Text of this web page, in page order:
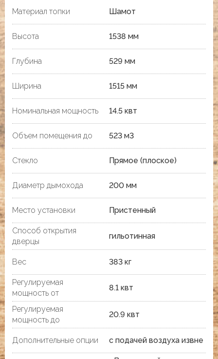
Материал топки Шамот
Высота 1538 мм
Глубина 529 мм
Ширина 1515 мм
Номинальная мощность 14.5 квт
Объем помещения до 523 м3
Стекло Прямое (плоское)
Диаметр дымохода 200 мм
Место установки Пристенный
Способ открытия
дверцы
гильотинная
Вес 383 кг
Регулируемая
мощность от
8.1 квт
Регулируемая
мощность до
20.9 квт
Дополнительные опции с подачей воздуха извне